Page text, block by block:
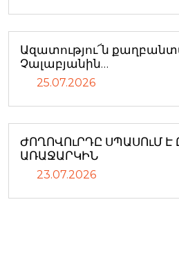
Ազատությու՜ն
Չալաբյանին…
25.07.2026
ԺՈՂՈՎՈւՐԴԸ ՍՊԱՍՈւՄ
ԱՌԱՋԱՐԿԻՆ
23.07.2026